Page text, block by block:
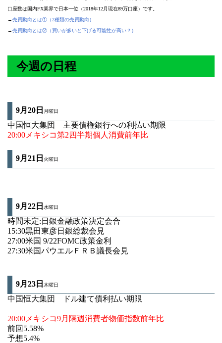
口座数は国内FX業界で日本一位（2018年12月現在89万口座）です。
→売買動向とは①（2種類の売買動向）
→売買動向とは②（買いが多いと下げる可能性が高い？）
今週の日程
9月20日 月曜日
中国恒大集団 主要債権銀行への利払い期限
20:00メキシコ第2四半期個人消費前年比
9月21 日 火曜日
9月22 日 水曜日
時間未定:日銀金融政策決定会合
15:30黒田東彦日銀総裁会見
27:00米国 9/22FOMC政策金利
27:30米国パウエルＦＲＢ議長会見
9月23日 木曜日
中国恒大集団 ドル建て債利払い期限
20:00メキシコ9月隔週消費者物価指数前年比
前回5.58%
予想5.4%